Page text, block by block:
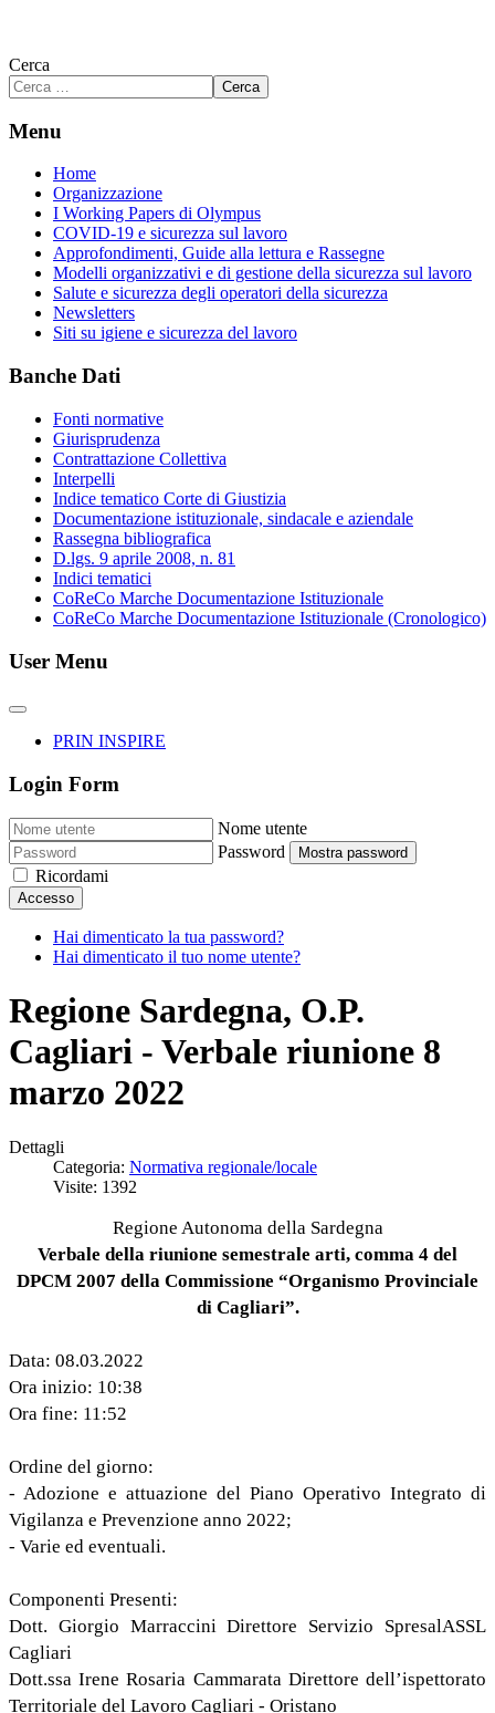
Cerca
Cerca
Menu
Home
Organizzazione
I Working Papers di Olympus
COVID-19 e sicurezza sul lavoro
Approfondimenti, Guide alla lettura e Rassegne
Modelli organizzativi e di gestione della sicurezza sul lavoro
Salute e sicurezza degli operatori della sicurezza
Newsletters
Siti su igiene e sicurezza del lavoro
Banche Dati
Fonti normative
Giurisprudenza
Contrattazione Collettiva
Interpelli
Indice tematico Corte di Giustizia
Documentazione istituzionale, sindacale e aziendale
Rassegna bibliografica
D.lgs. 9 aprile 2008, n. 81
Indici tematici
CoReCo Marche Documentazione Istituzionale
CoReCo Marche Documentazione Istituzionale (Cronologico)
User Menu
PRIN INSPIRE
Login Form
Nome utente
Password
Mostra password
Ricordami
Accesso
Hai dimenticato la tua password?
Hai dimenticato il tuo nome utente?
Regione Sardegna, O.P.
Cagliari - Verbale riunione 8
marzo 2022
Dettagli
Categoria: Normativa regionale/locale
Visite: 1392
Regione Autonoma della Sardegna
Verbale della riunione semestrale arti, comma 4 del
DPCM 2007 della Commissione “Organismo Provinciale
di Cagliari”.
Data: 08.03.2022
Ora inizio: 10:38
Ora fine: 11:52
Ordine del giorno:
- Adozione e attuazione del Piano Operativo Integrato di
Vigilanza e Prevenzione anno 2022;
- Varie ed eventuali.
Componenti Presenti:
Dott. Giorgio Marraccini Direttore Servizio SpresalASSL
Cagliari
Dott.ssa Irene Rosaria Cammarata Direttore dell’ispettorato
Territoriale del Lavoro Cagliari - Oristano